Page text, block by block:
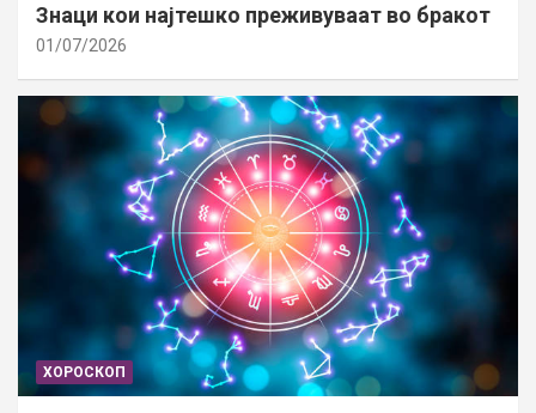
Знаци кои најтешко преживуваат во бракот
01/07/2026
ХОРОСКОП